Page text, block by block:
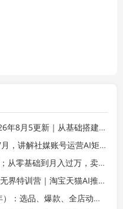
阶起号，稳号防封技术，搭建自动化直播变现体系
玩法，，系统掌握海外客户开发全流程实战方法
，卖货准备、链接搭建到选品定价全拆解
｜直通车人群｜全套PPT SOP思维导图资料包
动销，三模块构建盈利闭环，月入破5万